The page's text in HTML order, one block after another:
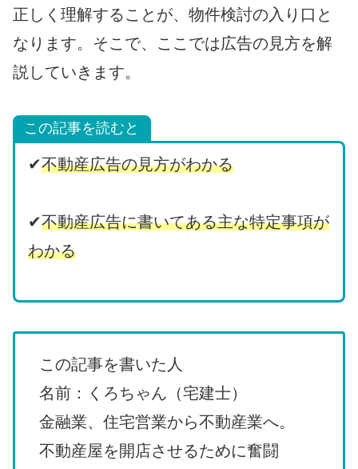
正しく理解することが、物件検討の入り口と
なります。そこで、ここでは広告の見方を解
説していきます。
この記事を読むと
✔不動産広告の見方がわかる
✔不動産広告に書いてある主な特定事項が
わかる
この記事を書いた人
名前：くろちゃん（宅建士）
金融業、住宅営業から不動産業へ。
不動産屋を開店させるために奮闘